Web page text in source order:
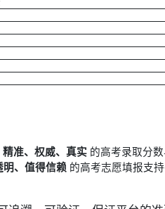
精准、权威、真实 的高考录取分
明、值得信赖 的高考志愿填报支